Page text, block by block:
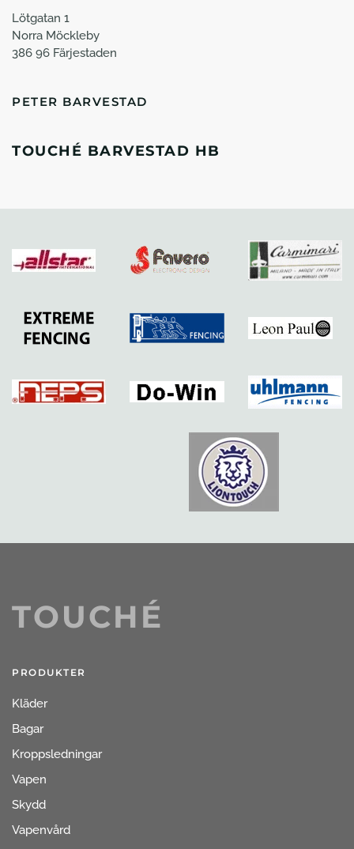
Lötgatan 1
Norra Möckleby
386 96 Färjestaden
PETER BARVESTAD
TOUCHÉ BARVESTAD HB
TOUCHÉ
PRODUKTER
Kläder
Bagar
Kroppsledningar
Vapen
Skydd
Vapenvård